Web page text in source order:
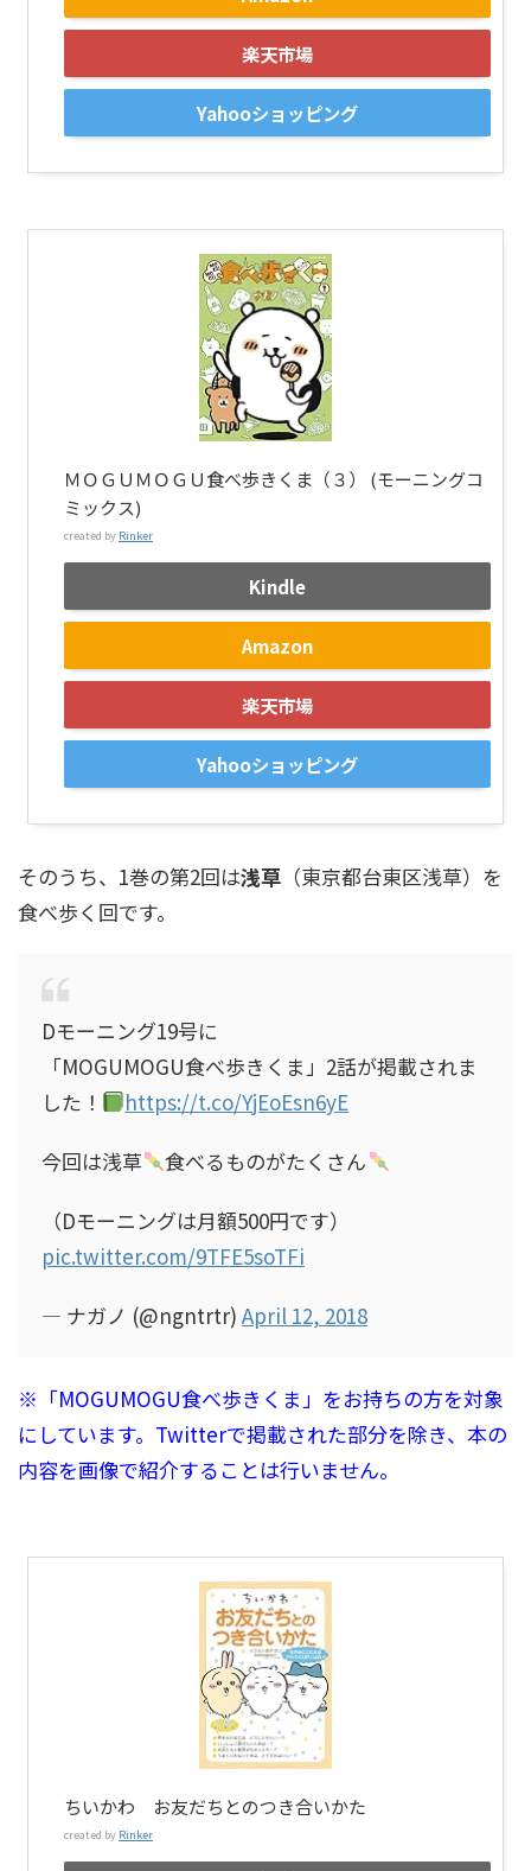
楽天市場
Yahooショッピング
ＭＯＧＵＭＯＧＵ食べ歩きくま（３） (モーニングコ
ミックス)
created by Rinker
Kindle
Amazon
楽天市場
Yahooショッピング
そのうち、1巻の第2回は浅草 （東京都台東区浅草）を
食べ歩く回です。
Dモーニング19号に
「MOGUMOGU食べ歩きくま」2話が掲載されま
した！
https://t.co/YjEoEsn6yE
今回は浅草
食べるものがたくさん
（Dモーニングは月額500円です）
pic.twitter.com/9TFE5soTFi
— ナガノ (@ngntrtr) April 12, 2018
※「MOGUMOGU食べ歩きくま」をお持ちの方を対象
にしています。Twitterで掲載された部分を除き、本の
内容を画像で紹介することは行いません。
ちいかわ お友だちとのつき合いかた
created by Rinker